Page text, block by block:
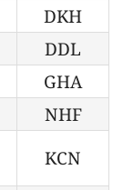
DKH
DDL
GHA
NHF
KCN